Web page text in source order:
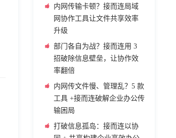
内网传输卡顿？接而连局域
网协作工具让文件共享效率
升级
部门各自为战？接而连用 3
招破除信息壁垒，让协作效
率翻倍
内网传文件慢、管理乱？5 款
工具 +接而连破解企业办公传
输困局
打破信息孤岛：接而连以协